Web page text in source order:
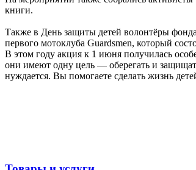
книги.
Также в День защиты детей волонтёры
первого мотоклуба Guardsmen, который
В этом году акция к 1 июня получилась
они имеют одну цель — оберегать и
нуждается. Вы помогаете сделать жизнь